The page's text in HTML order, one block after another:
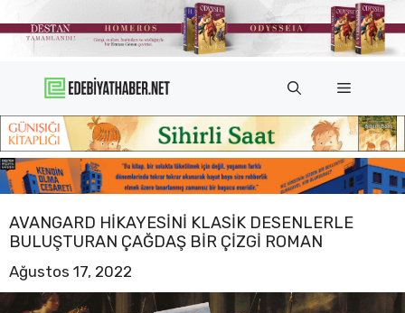
atla
Menü
AVANGARD HIKAYESINI KLASIK DESENLERLE
BULUŞTURAN ÇAĞDAŞ BIR ÇIZGI ROMAN
Ağustos 17, 2022